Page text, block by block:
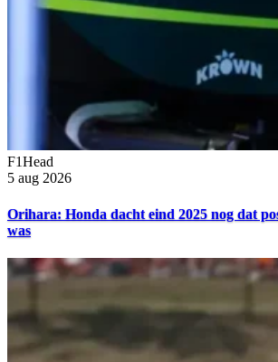
F1Head
5 aug 2026
Orihara: Honda dacht eind 2025 nog dat
was